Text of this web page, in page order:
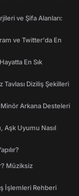
ve Şifa Alanları:
ve Twitter'da En
En Sık
Tavlası Diziliş Şekilleri
Minör Arkana Desteleri
Aşk Uyumu Nasıl
Müziksiz
İşlemleri Rehberi